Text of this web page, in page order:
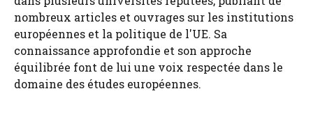
nombreux articles et ouvrages sur les institutions
européennes et la politique de l'UE. Sa
connaissance approfondie et son approche
équilibrée font de lui une voix respectée dans le
domaine des études européennes.